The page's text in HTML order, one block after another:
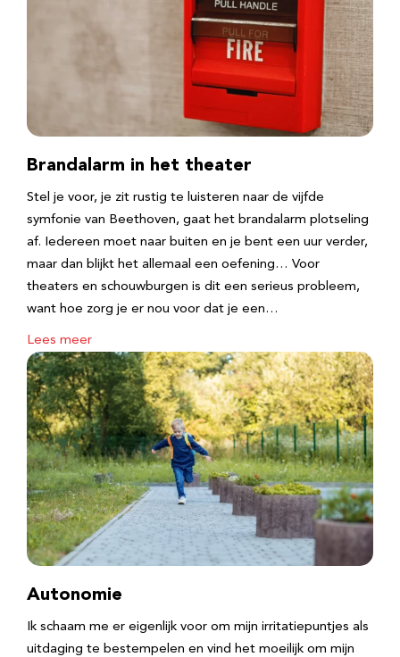
Brandalarm in het theater
Stel je voor, je zit rustig te luisteren naar de vijfde
symfonie van Beethoven, gaat het brandalarm plotseling
af. Iedereen moet naar buiten en je bent een uur verder,
maar dan blijkt het allemaal een oefening… Voor
theaters en schouwburgen is dit een serieus probleem,
want hoe zorg je er nou voor dat je een…
Lees meer
Autonomie
Ik schaam me er eigenlijk voor om mijn irritatiepuntjes als
uitdaging te bestempelen en vind het moeilijk om mijn